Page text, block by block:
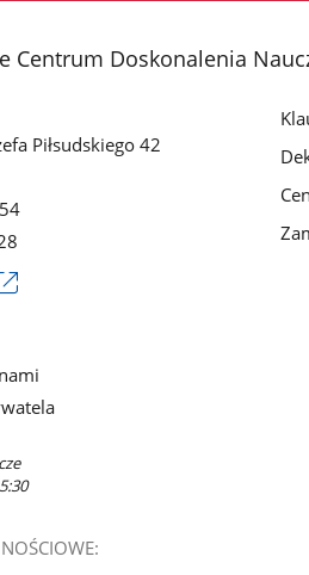
Centrum Doskonalenia
Piłsudskiego 42
nowym